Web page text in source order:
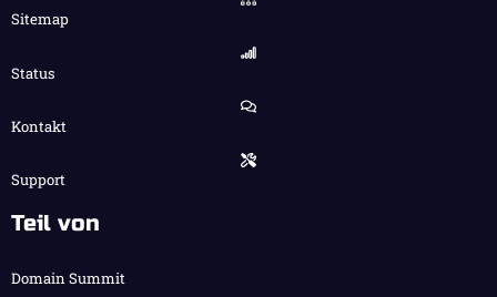
Sitemap
Status
Kontakt
Support
Teil von
Domain Summit